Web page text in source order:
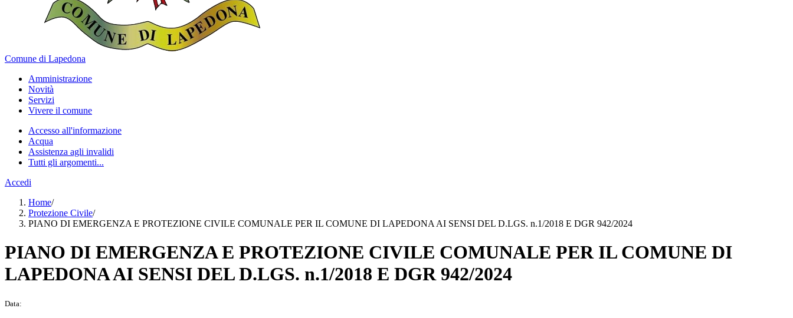
Comune di Lapedona
Amministrazione
Novità
Servizi
Vivere il comune
Accesso all'informazione
Acqua
Assistenza agli invalidi
Tutti gli argomenti...
Accedi
Home/
Protezione Civile/
PIANO DI EMERGENZA E PROTEZIONE CIVILE COMUNALE PER IL COMUNE DI LAPEDONA AI SENSI DEL D.LGS. n.1/2018 E DGR 942/2024
PIANO DI EMERGENZA E PROTEZIONE CIVILE COMUNALE PER IL COMUNE DI
LAPEDONA AI SENSI DEL D.LGS. n.1/2018 E DGR 942/2024
Data: